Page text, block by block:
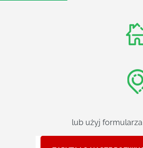
lub użyj formularza